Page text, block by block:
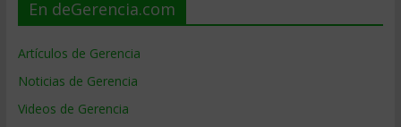
En deGerencia.com
Artículos de Gerencia
Noticias de Gerencia
Videos de Gerencia